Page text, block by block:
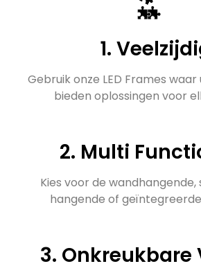
1.
Gebruik onze LED Frames
bieden oplossingen voor
2. Multi
Kies voor de
hangende of
3. Onkreukbare